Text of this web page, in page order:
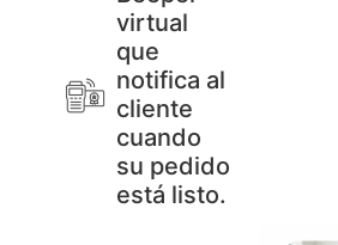
virtual
que
notifica al
cliente
cuando
su pedido
está listo.